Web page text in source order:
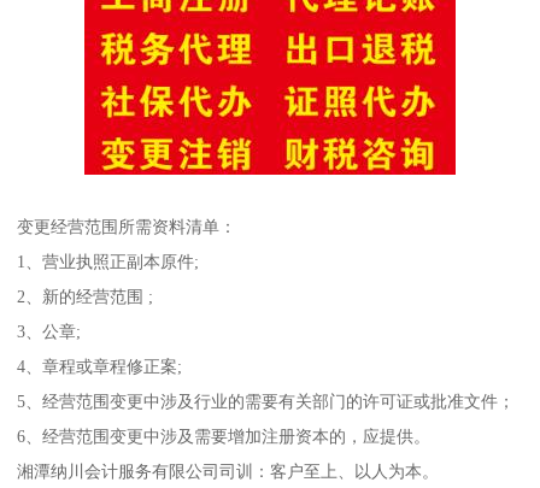
变更经营范围所需资料清单：
1、营业执照正副本原件;
2、新的经营范围 ;
3、公章;
4、章程或章程修正案;
5、经营范围变更中涉及行业的需要有关部门的许可证或批准文件；
6、经营范围变更中涉及需要增加注册资本的，应提供。
湘潭纳川会计服务有限公司司训：客户至上、以人为本。